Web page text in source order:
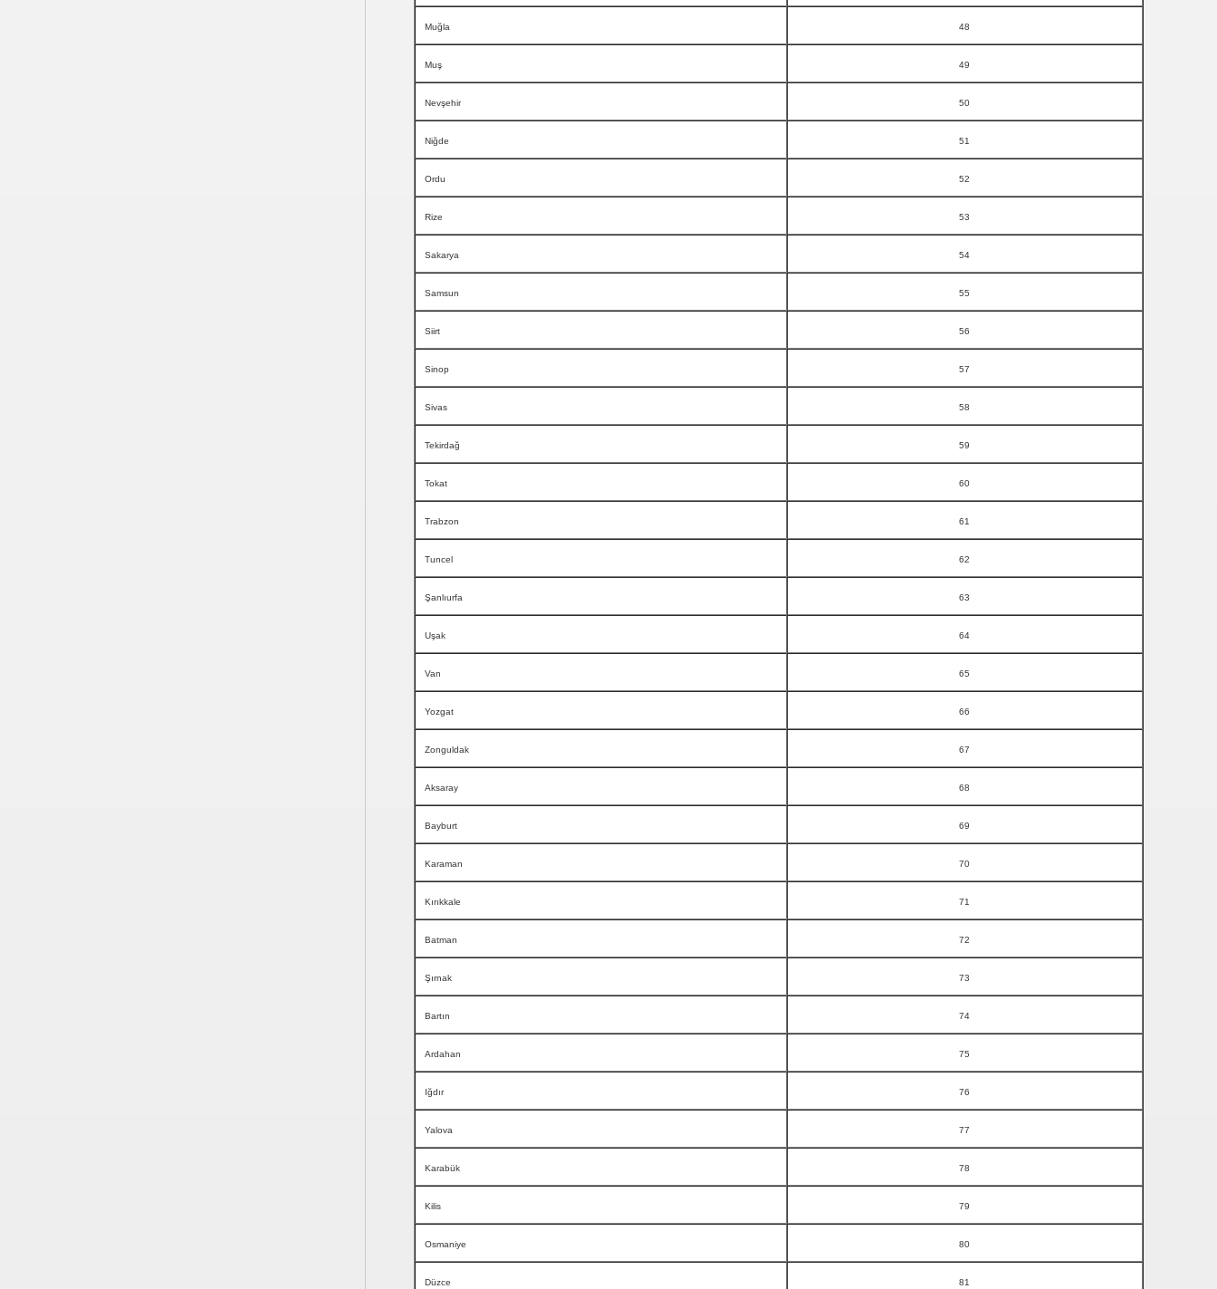
Muğla 48
Muş 49
Nevşehir 50
Niğde 51
Ordu 52
Rize 53
Sakarya 54
Samsun 55
Siirt 56
Sinop 57
Sivas 58
Tekirdağ 59
Tokat 60
Trabzon 61
Tuncel 62
Şanlıurfa 63
Uşak 64
Van 65
Yozgat 66
Zonguldak 67
Aksaray 68
Bayburt 69
Karaman 70
Kırıkkale 71
Batman 72
Şırnak 73
Bartın 74
Ardahan 75
Iğdır 76
Yalova 77
Karabük 78
Kilis 79
Osmaniye 80
Düzce 81